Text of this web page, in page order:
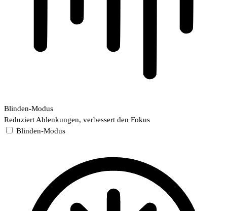
Blinden-Modus
Reduziert Ablenkungen, verbessert den Fokus
Blinden-Modus